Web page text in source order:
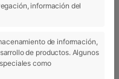
información del
de información,
de productos. Algunos
como